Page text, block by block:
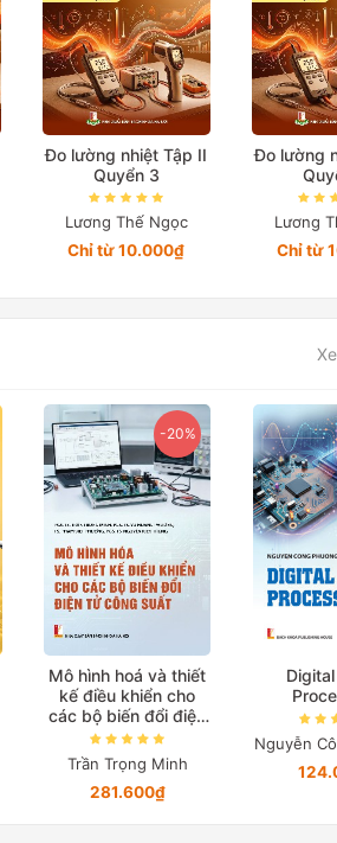
Đo lường nhiệt Tập II
Quyển 3
Lương Thế Ngọc
Chỉ từ 10.000₫
Đo lường
Lương
Chỉ từ
-20%
Mô hình hoá và thiết
kế điều khiển cho
các bộ biến đổi điện
tử công suất
Trần Trọng Minh
281.600₫
Nguyễn